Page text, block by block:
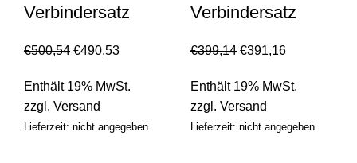
Verbindersatz
€500,54 €490,53
Enthält 19% MwSt.
zzgl. Versand
Lieferzeit: nicht angegeben
Verbindersatz
€399,14 €391,16
Enthält 19% MwSt.
zzgl. Versand
Lieferzeit: nicht angegeben